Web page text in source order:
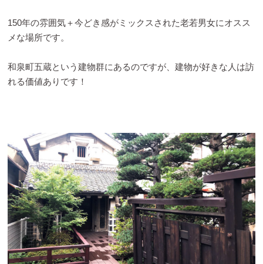
150年の雰囲気＋今どき感がミックスされた老若男女にオスス
メな場所です。
和泉町五蔵という建物群にあるのですが、建物が好きな人は訪
れる価値ありです！